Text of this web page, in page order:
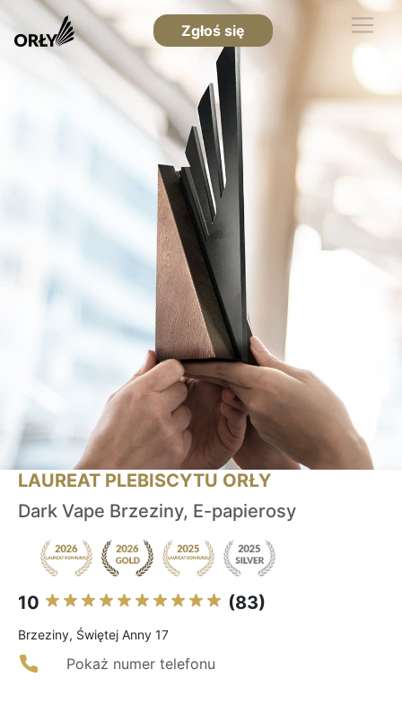
Zgłoś się
LAUREAT PLEBISCYTU ORŁY
Dark Vape Brzeziny, E-papierosy
10 (83)
Brzeziny, Świętej Anny 17
Pokaż numer telefonu